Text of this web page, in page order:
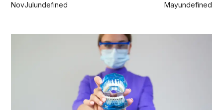
NovJulundefined Mayundefined